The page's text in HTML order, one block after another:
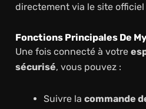
directement via le site officiel
Fonctions Principales De
Une fois connecté à votre
sécurisé, vous pouvez :
Suivre la commande